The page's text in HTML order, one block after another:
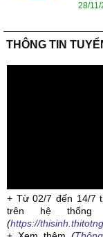
28/
THÔNG TIN
+ Từ 02/7 đến 14/7
trên hệ thống
(https://